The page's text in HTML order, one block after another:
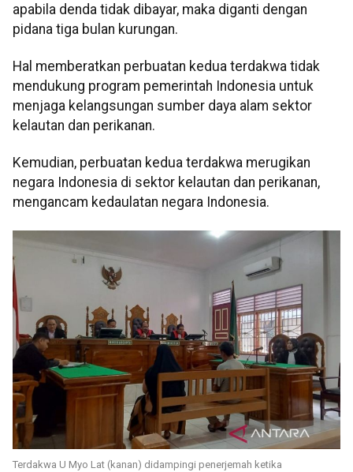
apabila denda tidak dibayar, maka diganti dengan
pidana tiga bulan kurungan.
Hal memberatkan perbuatan kedua terdakwa tidak
mendukung program pemerintah Indonesia untuk
menjaga kelangsungan sumber daya alam sektor
kelautan dan perikanan.
Kemudian, perbuatan kedua terdakwa merugikan
negara Indonesia di sektor kelautan dan perikanan,
mengancam kedaulatan negara Indonesia.
Terdakwa U Myo Lat (kanan) didampingi penerjemah ketika